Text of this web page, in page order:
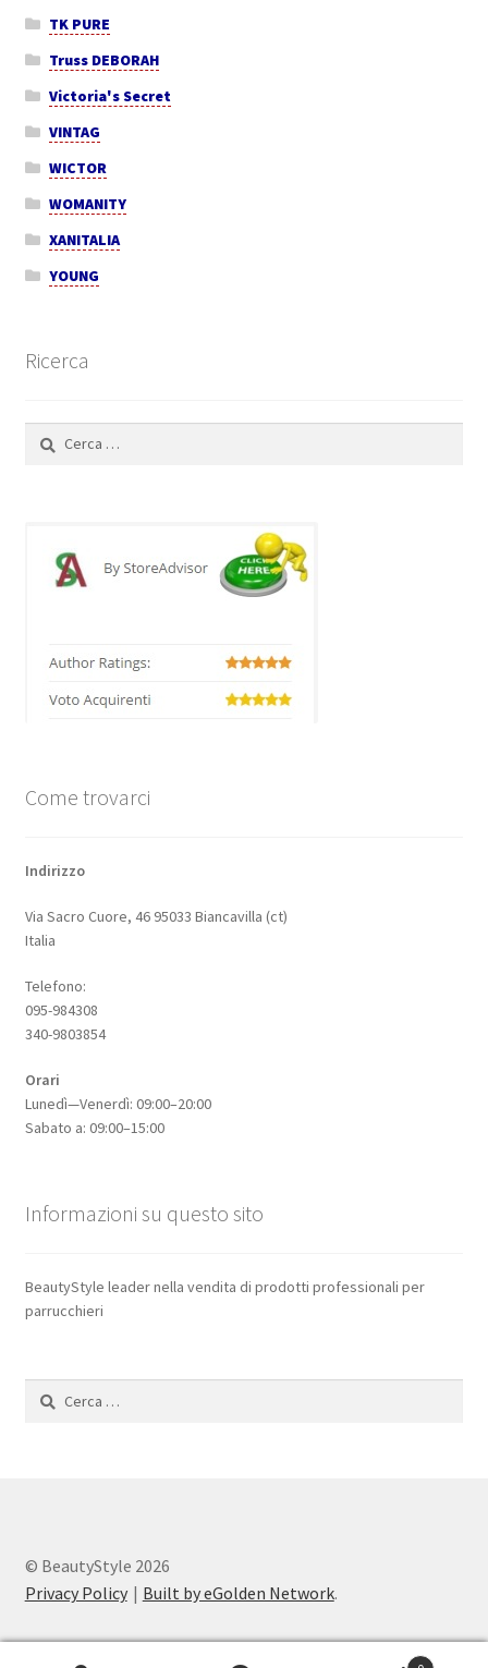
TK PURE
Truss DEBORAH
Victoria's Secret
VINTAG
WICTOR
WOMANITY
XANITALIA
YOUNG
Ricerca
Ricerca
Come trovarci
Indirizzo
Via Sacro Cuore, 46 95033 Biancavilla (ct)
Italia
Telefono:
095-984308
340-9803854
Orari
Lunedì—Venerdì: 09:00–20:00
Sabato a: 09:00–15:00
Informazioni su questo sito
BeautyStyle leader nella vendita di prodotti professionali per
parrucchieri
Ricerca
© BeautyStyle 2026
Privacy Policy
Built by eGolden Network.